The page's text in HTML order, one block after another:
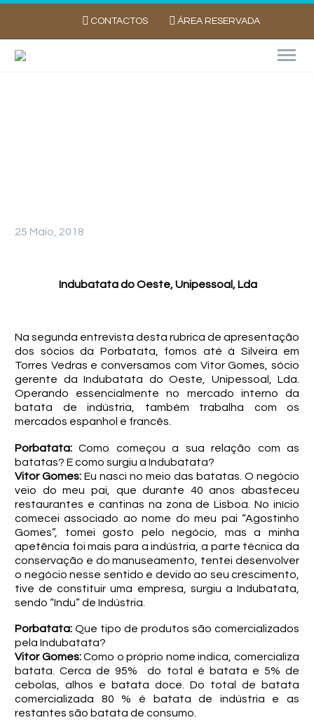
CONTACTOS ÁREA RESERVADA
25 Maio, 2018
Indubatata do Oeste, Unipessoal, Lda
Na segunda entrevista desta rubrica de apresentação
dos sócios da Porbatata, fomos até à Silveira em
Torres Vedras e conversamos com Vitor Gomes, sócio
gerente da Indubatata do Oeste, Unipessoal, Lda.
Operando essencialmente no mercado interno da
batata de indústria, também trabalha com os
mercados espanhol e francês.
Porbatata: Como começou a sua relação com as
batatas? E como surgiu a Indubatata?
Vitor Gomes: Eu nasci no meio das batatas. O negócio
veio do meu pai, que durante 40 anos abasteceu
restaurantes e cantinas na zona de Lisboa. No início
comecei associado ao nome do meu pai “Agostinho
Gomes”, tomei gosto pelo negócio, mas a minha
apetência foi mais para a indústria, a parte técnica da
conservação e do manuseamento, tentei desenvolver
o negócio nesse sentido e devido ao seu crescimento,
tive de constituir uma empresa, surgiu a Indubatata,
sendo “Indu” de Indústria.
Porbatata: Que tipo de produtos são comercializados
pela Indubatata?
Vitor Gomes:Como o próprio nome indica, comercializa
batata. Cerca de 95% do total é batata e 5% de
cebolas, alhos e batata doce. Do total de batata
comercializada 80 % é batata de indústria e as
restantes são batata de consumo.